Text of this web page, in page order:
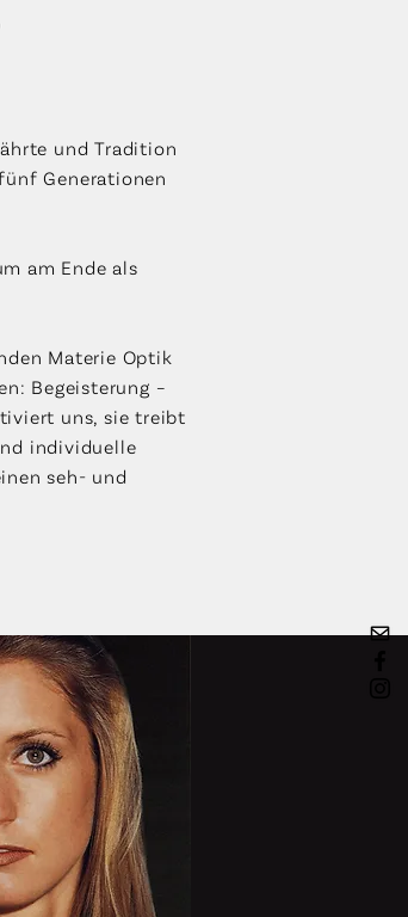
und Tradition
Generationen
am Ende als
Materie Optik
Begeisterung –
uns, sie treibt
individuelle
seh- und